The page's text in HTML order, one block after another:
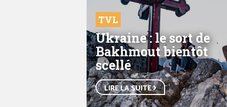
TVL
Ukraine : le sort de
Bakhmout bientôt
scellé
LIRE LA SUITE